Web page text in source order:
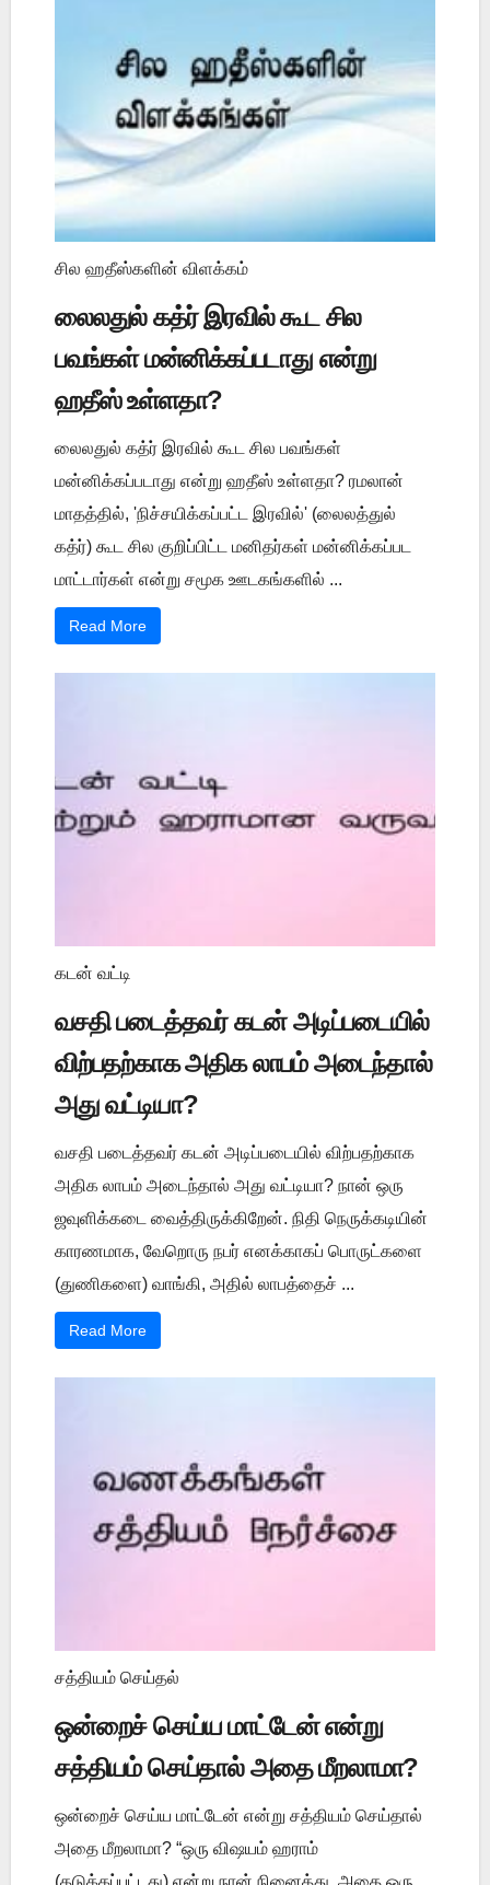
சில ஹதீஸ்களின் விளக்கம்
லைலதுல் கத்ர் இரவில் கூட சில
பவங்கள் மன்னிக்கப்படாது என்று
ஹதீஸ் உள்ளதா?
லைலதுல் கத்ர் இரவில் கூட சில பவங்கள்
மன்னிக்கப்படாது என்று ஹதீஸ் உள்ளதா? ரமலான்
மாதத்தில், 'நிச்சயிக்கப்பட்ட இரவில்' (லைலத்துல்
கத்ர்) கூட சில குறிப்பிட்ட மனிதர்கள் மன்னிக்கப்பட
மாட்டார்கள் என்று சமூக ஊடகங்களில் ...
Read More
கடன் வட்டி
வசதி படைத்தவர் கடன் அடிப்படையில்
விற்பதற்காக அதிக லாபம் அடைந்தால்
அது வட்டியா?
வசதி படைத்தவர் கடன் அடிப்படையில் விற்பதற்காக
அதிக லாபம் அடைந்தால் அது வட்டியா? நான் ஒரு
ஜவுளிக்கடை வைத்திருக்கிறேன். நிதி நெருக்கடியின்
காரணமாக, வேறொரு நபர் எனக்காகப் பொருட்களை
(துணிகளை) வாங்கி, அதில் லாபத்தைச் ...
Read More
சத்தியம் செய்தல்
ஒன்றைச் செய்ய மாட்டேன் என்று
சத்தியம் செய்தால் அதை மீறலாமா?
ஒன்றைச் செய்ய மாட்டேன் என்று சத்தியம் செய்தால்
அதை மீறலாமா? “ஒரு விஷயம் ஹராம்
(தடுக்கப்பட்டது) என்று நான் நினைத்து, அதை ஒரு